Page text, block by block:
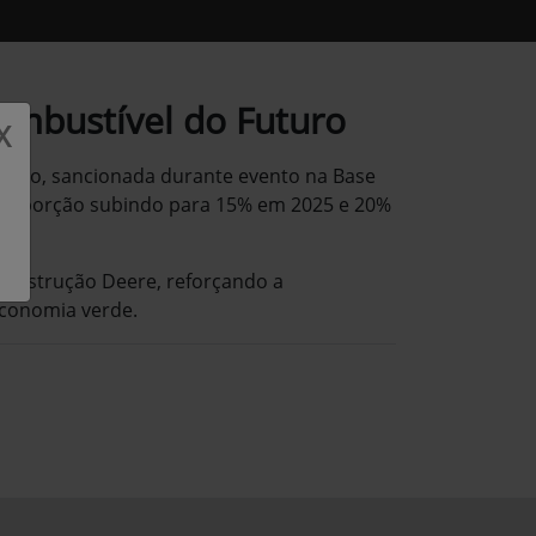
do Futuro
sancionada durante evento na Base
subindo para 15% em 2025 e 20%
Deere, reforçando a
verde.